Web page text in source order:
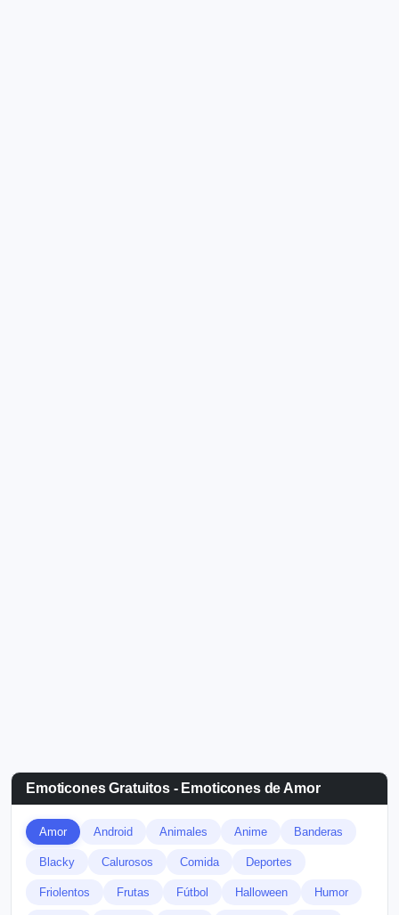
Emoticones Gratuitos - Emoticones de Amor
Amor Android Animales Anime Banderas
Blacky Calurosos Comida Deportes
Friolentos Frutas Fútbol Halloween Humor